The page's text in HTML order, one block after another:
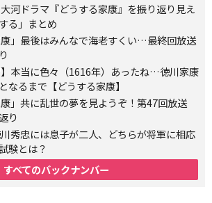
大河ドラマ『どうする家康』を振り返り見え
る」まとめ
康」最後はみんなで海老すくい…最終回放送
】本当に色々（1616年）あったね…徳川家康
なるまで【どうする家康】
康」共に乱世の夢を見ようぞ！第47回放送
り
秀忠には息子が二人、どちらが将軍に相応
験とは？
すべてのバックナンバー